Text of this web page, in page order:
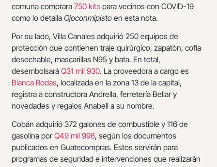
comuna comprara 750 kits para vecinos con COVID-19
como lo detalla Ojoconmipisto en esta nota.
Por su lado, Villa Canales adquirió 250 equipos de
protección que contienen traje quirúrgico, zapatón, cofia
desechable, mascarillas N95 y bata. En total,
desembolsará Q31 mil 930. La proveedora a cargo es
Blanca Rodas, localizada en la zona 13 de la capital,
registra a constructora Andrella, ferretería Bellar y
novedades y regalos Anabell a su nombre.
Cobán adquirió 372 galones de combustible y 116 de
gasolina porQ49 mil 998, según los documentos
publicados en Guatecompras. Estos servirán para
programas de seguridad e intervenciones que realizarán